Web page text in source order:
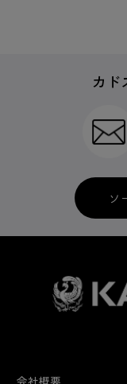
カド
ソ
会社概要